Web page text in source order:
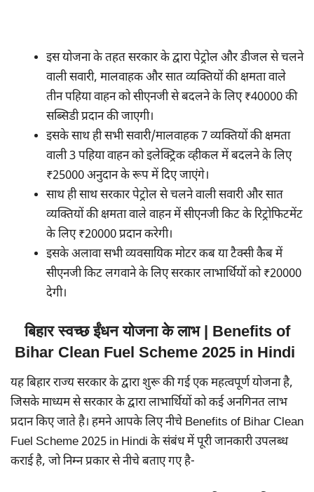
इस योजना के तहत सरकार के द्वारा पेट्रोल और डीजल से चलने
वाली सवारी, मालवाहक और सात व्यक्तियों की क्षमता वाले
तीन पहिया वाहन को सीएनजी से बदलने के लिए ₹40000 की
सब्सिडी प्रदान की जाएगी।
इसके साथ ही सभी सवारी/मालवाहक 7 व्यक्तियों की क्षमता
वाली 3 पहिया वाहन को इलेक्ट्रिक व्हीकल में बदलने के लिए
₹25000 अनुदान के रूप में दिए जाएंगे।
साथ ही साथ सरकार पेट्रोल से चलने वाली सवारी और सात
व्यक्तियों की क्षमता वाले वाहन में सीएनजी किट के रिट्रोफिटमेंट
के लिए ₹20000 प्रदान करेगी।
इसके अलावा सभी व्यवसायिक मोटर कब या टैक्सी कैब में
सीएनजी किट लगवाने के लिए सरकार लाभार्थियों को ₹20000
देगी।
बिहार स्वच्छ ईंधन योजना के लाभ | Benefits of
Bihar Clean Fuel Scheme 2025 in Hindi
यह बिहार राज्य सरकार के द्वारा शुरू की गई एक महत्वपूर्ण योजना है,
जिसके माध्यम से सरकार के द्वारा लाभार्थियों को कई अनगिनत लाभ
प्रदान किए जाते है। हमने आपके लिए नीचे Benefits of Bihar Clean
Fuel Scheme 2025 in Hindi के संबंध में पूरी जानकारी उपलब्ध
कराई है, जो निम्न प्रकार से नीचे बताए गए है-